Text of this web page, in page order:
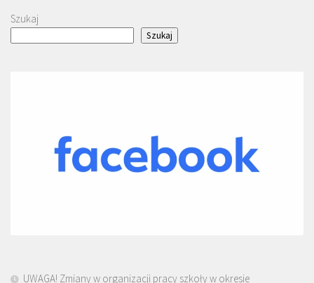
Szukaj
Szukaj
UWAGA! Zmiany w organizacji pracy szkoły w okresie